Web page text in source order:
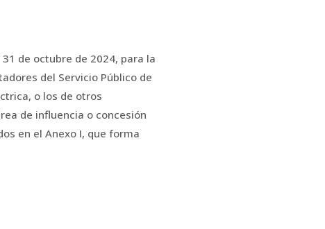
de octubre de 2024, para la
del Servicio Público de
o los de otros
de influencia o concesión
en el Anexo I, que forma